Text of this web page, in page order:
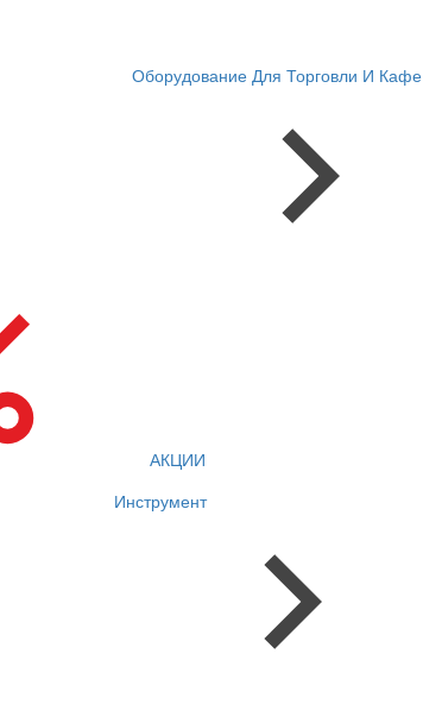
Оборудование Для Торговли И Кафе
АКЦИИ
Инструмент